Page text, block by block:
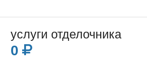
услуги отделочника
0